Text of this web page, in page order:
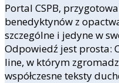
Portal CSPB,
benedyktynów z
szczególne i jedyne w
Odpowiedź jest prosta:
line, w którym
współczesne teksty